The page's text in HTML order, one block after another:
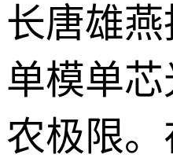
长唐雄
单模单
农极限